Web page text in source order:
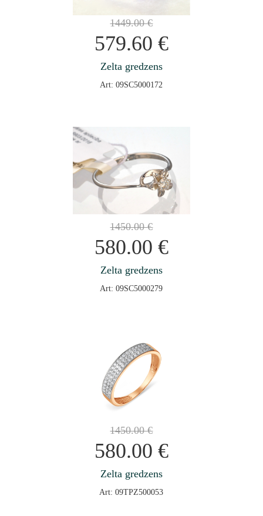
1449.00€
579.60 €
Zelta gredzens
Art: 09SC5000172
1450.00€
580.00 €
Zelta gredzens
Art: 09SC5000279
1450.00€
580.00 €
Zelta gredzens
Art: 09TPZ500053